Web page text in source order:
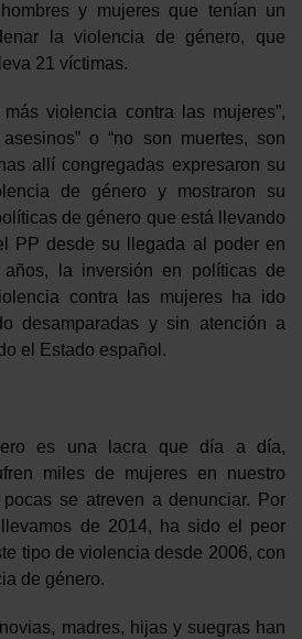
y mujeres que tenían un
la violencia de género, que
21 víctimas.
violencia contra las mujeres”,
o “no son muertes, son
allí congregadas expresaron su
de género y mostraron su
de género que está llevando
PP desde su llegada al poder en
la inversión en políticas de
contra las mujeres ha ido
desamparadas y sin atención a
el Estado español.
es una lacra que día a día,
miles de mujeres en nuestro
se atreven a denunciar. Por
de 2014, ha sido el peor
tipo de violencia desde 2006, con
de género.
madres, hijas y suegras han